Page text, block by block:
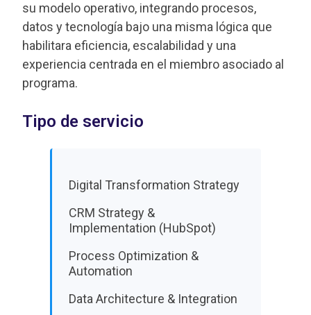
su modelo operativo, integrando procesos,
datos y tecnología bajo una misma lógica que
habilitara eficiencia, escalabilidad y una
experiencia centrada en el miembro asociado al
programa.
Tipo de servicio
Digital Transformation Strategy
CRM Strategy &
Implementation (HubSpot)
Process Optimization &
Automation
Data Architecture & Integration